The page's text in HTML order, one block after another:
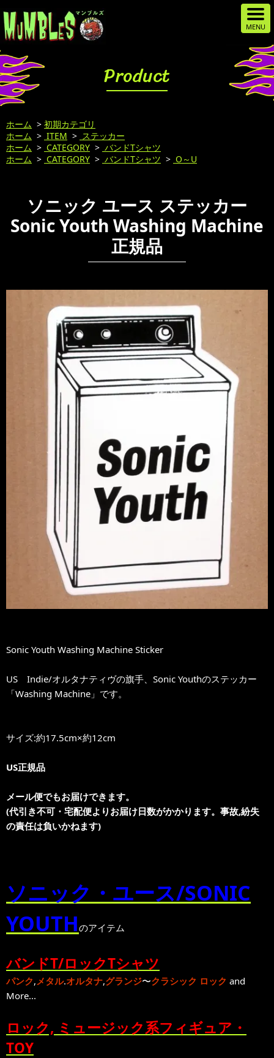
Product
ホーム > 初期カテゴリ
ホーム > ITEM > ステッカー
ホーム > CATEGORY > バンドTシャツ
ホーム > CATEGORY > バンドTシャツ > O～U
ソニック ユース ステッカー
Sonic Youth Washing Machine
正規品
Sonic Youth Washing Machine Sticker
US Indie/オルタナティヴの旗手、Sonic Youthのステッカー
「Washing Machine」です。
サイズ:約17.5cm×約12cm
US正規品
メール便でもお届けできます。
(代引き不可・宅配便よりお届け日数がかかります。事故,紛失
の責任は負いかねます)
ソニック・ユース/SONIC
YOUTHのアイテム
バンドT/ロックTシャツ
パンク, メタル.オルタナ,グランジ〜クラシック ロック and
More...
ロック, ミュージック系フィギュア・
TOY